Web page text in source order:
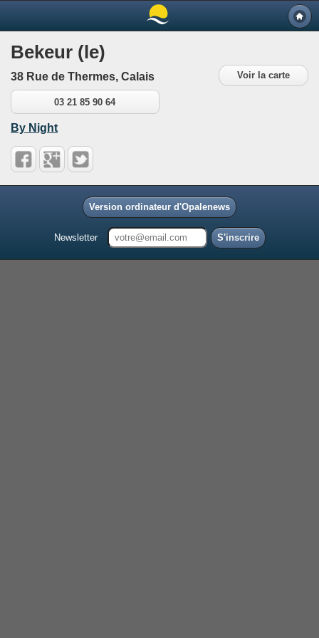
Bekeur (le)
Voir la carte
38 Rue de Thermes, Calais
03 21 85 90 64
By Night
Version ordinateur d'Opalenews
Newsletter S'inscrire